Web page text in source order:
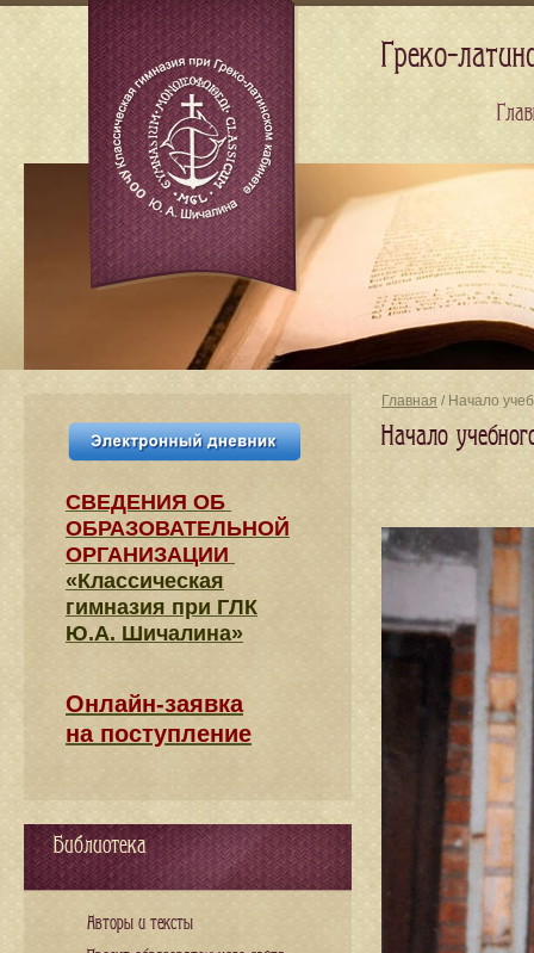
Главная / Начало
Начало
СВЕДЕНИЯ​ ОБ
ОБРАЗОВАТЕЛЬНОЙ
ОРГАНИЗАЦИИ
«Классическая
гимназия при ГЛК
Ю.А. Шичалина»
Онлайн-заявка
на поступление
Библиотека
Авторы и тексты
Греко-